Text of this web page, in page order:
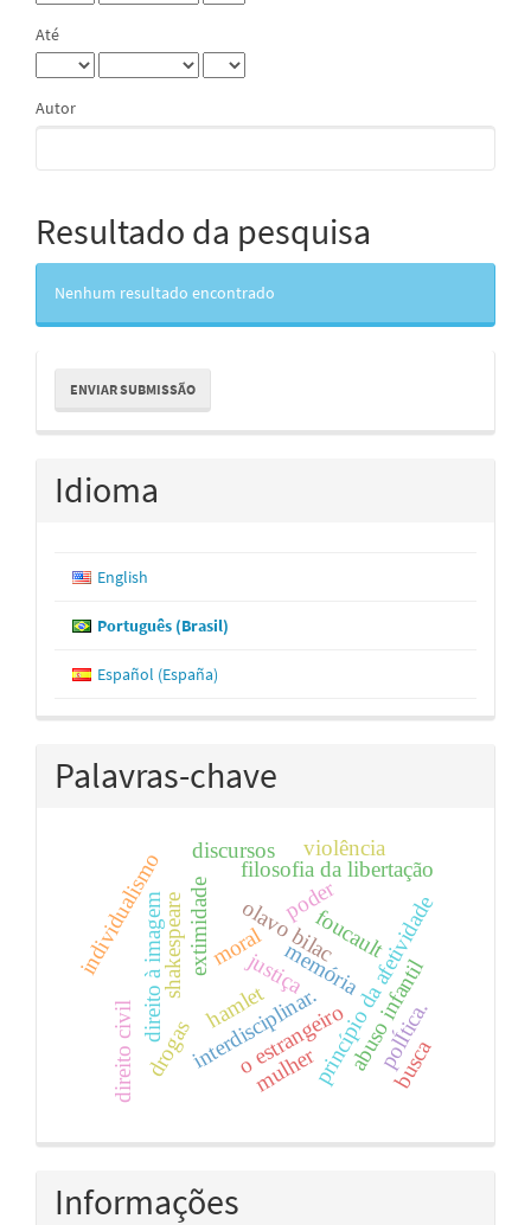
Até
Autor
Resultado da pesquisa
Nenhum resultado encontrado
Enviar
Submissão
ENVIAR SUBMISSÃO
Idioma
English
Português (Brasil)
Español (España)
Palavras-chave
olavo bilac
poder
foucault
hamlet
shakespeare princípio da afetividade
memória
interdisciplinar. abuso infantil
direito à imagem
individualismo justiça
o estrangeiro
filosofia da libertação
direito civil polÍtica.
moral
extimidade
drogas
discursos
busca
mulher
violência
Informações